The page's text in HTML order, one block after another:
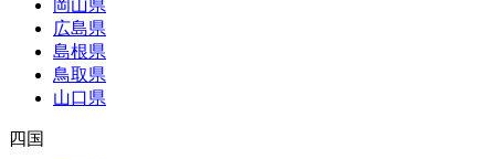
岡山県
広島県
島根県
鳥取県
山口県
四国